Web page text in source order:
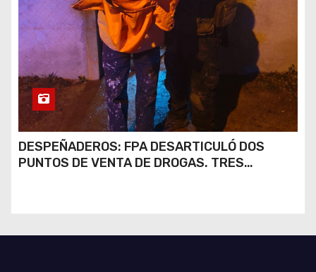
DESPEÑADEROS: FPA DESARTICULÓ DOS
PUNTOS DE VENTA DE DROGAS. TRES